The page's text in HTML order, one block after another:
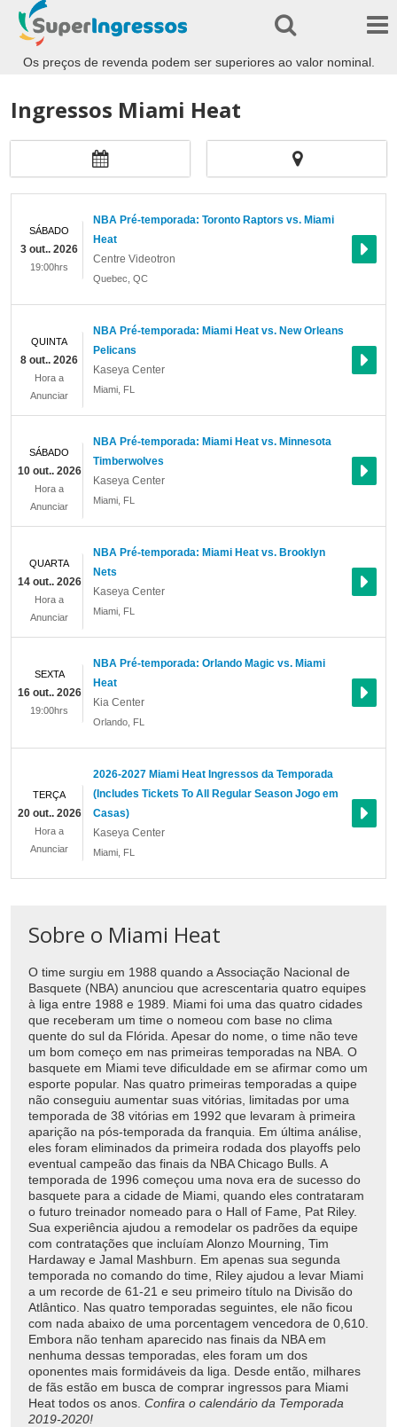
Os preços de revenda podem ser superiores ao valor nominal.
Ingressos Miami Heat
NBA Pré-temporada: Toronto Raptors vs. Miami
Heat
Centre Videotron
Quebec QC
SÁBADO
3 out.. 2026
19:00hrs
NBA Pré-temporada: Miami Heat vs. New Orleans
Pelicans
Kaseya Center
Miami FL
QUINTA
8 out.. 2026
Hora a
Anunciar
NBA Pré-temporada: Miami Heat vs. Minnesota
Timberwolves
Kaseya Center
Miami FL
SÁBADO
10 out.. 2026
Hora a
Anunciar
NBA Pré-temporada: Miami Heat vs. Brooklyn
Nets
Kaseya Center
Miami FL
QUARTA
14 out.. 2026
Hora a
Anunciar
NBA Pré-temporada: Orlando Magic vs. Miami
Heat
Kia Center
Orlando FL
SEXTA
16 out.. 2026
19:00hrs
2026-2027 Miami Heat Ingressos da Temporada
(Includes Tickets To All Regular Season Jogo em
Casas)
Kaseya Center
Miami FL
TERÇA
20 out.. 2026
Hora a
Anunciar
Sobre o Miami Heat
O time surgiu em 1988 quando a Associação Nacional de
Basquete (NBA) anunciou que acrescentaria quatro equipes
à liga entre 1988 e 1989. Miami foi uma das quatro cidades
que receberam um time o nomeou com base no clima
quente do sul da Flórida. Apesar do nome, o time não teve
um bom começo em nas primeiras temporadas na NBA. O
basquete em Miami teve dificuldade em se afirmar como um
esporte popular. Nas quatro primeiras temporadas a quipe
não conseguiu aumentar suas vitórias, limitadas por uma
temporada de 38 vitórias em 1992 que levaram à primeira
aparição na pós-temporada da franquia. Em última análise,
eles foram eliminados da primeira rodada dos playoffs pelo
eventual campeão das finais da NBA Chicago Bulls. A
temporada de 1996 começou uma nova era de sucesso do
basquete para a cidade de Miami, quando eles contrataram
o futuro treinador nomeado para o Hall of Fame, Pat Riley.
Sua experiência ajudou a remodelar os padrões da equipe
com contratações que incluíam Alonzo Mourning, Tim
Hardaway e Jamal Mashburn. Em apenas sua segunda
temporada no comando do time, Riley ajudou a levar Miami
a um recorde de 61-21 e seu primeiro título na Divisão do
Atlântico. Nas quatro temporadas seguintes, ele não ficou
com nada abaixo de uma porcentagem vencedora de 0,610.
Embora não tenham aparecido nas finais da NBA em
nenhuma dessas temporadas, eles foram um dos
oponentes mais formidáveis da liga. Desde então, milhares
de fãs estão em busca de comprar ingressos para Miami
Heat todos os anos. Confira o calendário da Temporada
2019-2020!